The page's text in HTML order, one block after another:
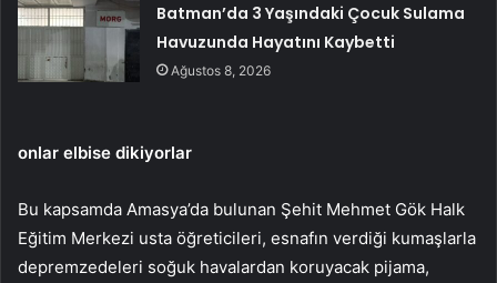
Batman’da 3 Yaşındaki Çocuk Sulama
Havuzunda Hayatını Kaybetti
Ağustos 8, 2026
onlar elbise dikiyorlar
Bu kapsamda Amasya’da bulunan Şehit Mehmet Gök Halk
Eğitim Merkezi usta öğreticileri, esnafın verdiği kumaşlarla
depremzedeleri soğuk havalardan koruyacak pijama,